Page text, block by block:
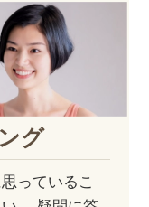
グ
っているこ